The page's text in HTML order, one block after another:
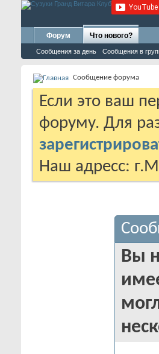
Форум Что нового?
Сообщения за день Сообщения в
Сообщение форума
Если это ваш
форуму. Для
Наш адресс:
Вы